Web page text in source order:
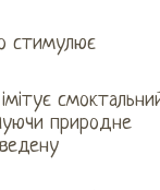
стимулює
природне